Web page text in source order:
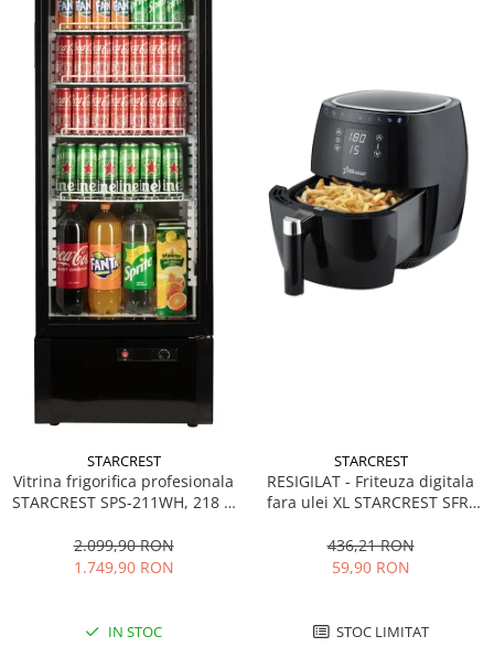
STARCREST
Vitrina frigorifica profesionala
STARCREST SPS-211WH, 218 L,
LED, H 141 cm, Negru
2.099,90 RON
1.749,90 RON
IN STOC
STARCREST
RESIGILAT - Friteuza digitala
fara ulei XL STARCREST SFR-
Termostat 80 - 200 °C, 8
programe predefinite, Negru
436,21 RON
59,90 RON
STOC LIMITAT